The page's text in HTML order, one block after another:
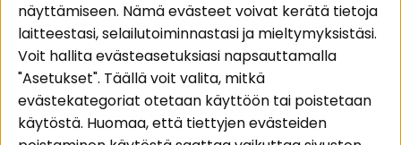
Alueet
Autohifi
Kotihifi
Uutuudet
Seuraa meitä
Instagram
Facebook
Youtube
näyttämiseen. Nämä evästeet voivat kerätä tietoja
laitteestasi, selailutoiminnastasi ja mieltymyksistäsi.
Voit hallita evästeasetuksiasi napsauttamalla
"Asetukset". Täällä voit valita, mitkä
evästekategoriat otetaan käyttöön tai poistetaan
käytöstä. Huomaa, että tiettyjen evästeiden